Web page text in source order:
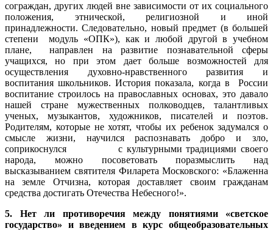
сограждан, других людей вне зависимости от их социального
положения, этнической, религиозной и иной
принадлежности. Следовательно, новый предмет (в большей
степени модуль «ОПК»), как и любой другой в учебном
плане, направлен на развитие познавательной сферы
учащихся, но при этом дает больше возможностей для
осуществления духовно-нравственного развития и
воспитания школьников. История показала, когда в России
воспитание строилось на православных основах, это давало
нашей стране мужественных полководцев, талантливых
ученых, музыкантов, художников, писателей и поэтов.
Родителям, которые не хотят, чтобы их ребенок задумался о
смысле жизни, научился распознавать добро и зло,
соприкоснулся с культурными традициями своего
народа, можно посоветовать поразмыслить над
высказыванием святителя Филарета Московского: «Блаженна
на земле Отчизна, которая доставляет своим гражданам
средства достигать Отечества Небесного!».
5. Нет ли противоречия между понятиями «светское
государство» и введением в курс общеобразовательных